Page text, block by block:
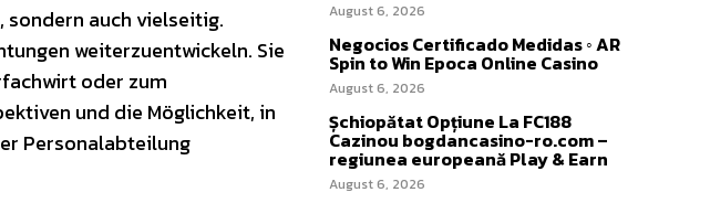
auch vielseitig.
weiterzuentwickeln. Sie
oder zum
und die Möglichkeit, in
Personalabteilung
August 6, 2026
Negocios Certificado Medidas ◦ AR
Spin to Win Epoca Online Casino
August 6, 2026
Șchiopătat Opțiune La FC188
Cazinou bogdancasino-ro.com –
regiunea europeană Play & Earn
August 6, 2026